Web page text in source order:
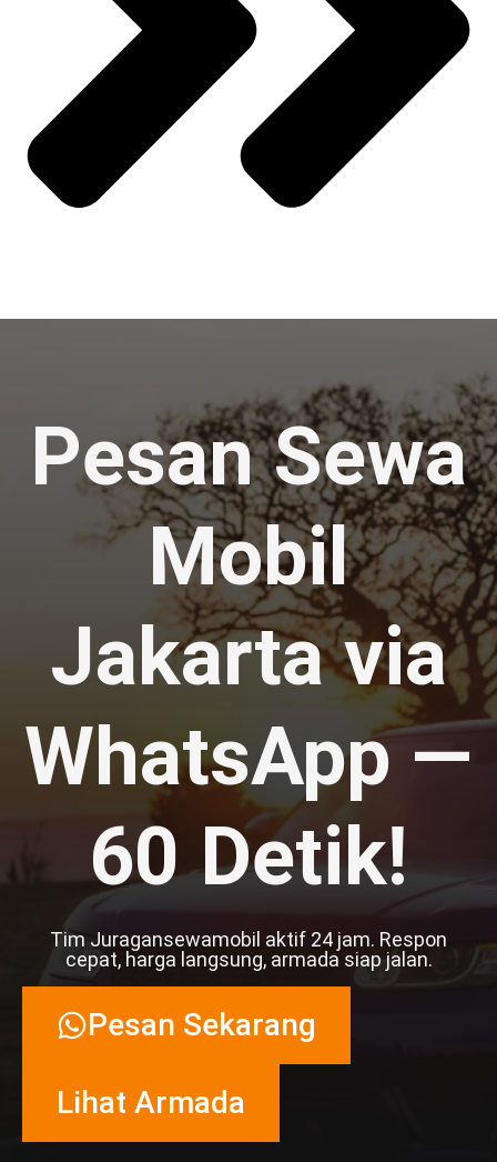
Pesan Sewa
Mobil
Jakarta via
WhatsApp —
60 Detik!
Tim Juragansewamobil aktif 24 jam. Respon
cepat, harga langsung, armada siap jalan.
Pesan Sekarang
Lihat Armada